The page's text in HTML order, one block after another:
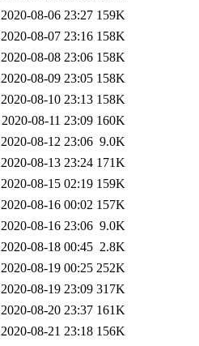
2020-08-06 23:27 159K
2020-08-07 23:16 158K
2020-08-08 23:06 158K
2020-08-09 23:05 158K
2020-08-10 23:13 158K
2020-08-11 23:09 160K
2020-08-12 23:06 9.0K
2020-08-13 23:24 171K
2020-08-15 02:19 159K
2020-08-16 00:02 157K
2020-08-16 23:06 9.0K
2020-08-18 00:45 2.8K
2020-08-19 00:25 252K
2020-08-19 23:09 317K
2020-08-20 23:37 161K
2020-08-21 23:18 156K